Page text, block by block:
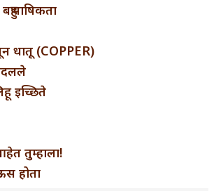
धातू (COPPER)
इच्छिते
तुम्हाला!
होता